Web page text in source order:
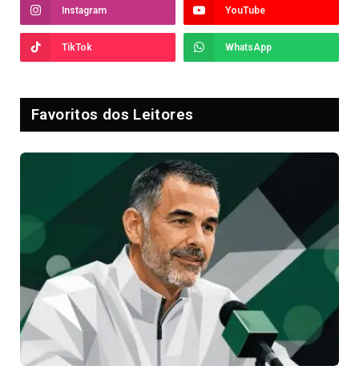
Instagram YouTube
TikTok WhatsApp
Favoritos dos Leitores